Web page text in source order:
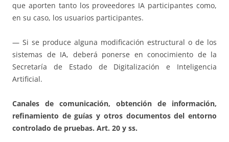
que aporten tanto los proveedores IA participantes como,
en su caso, los usuarios participantes.
— Si se produce alguna modificación estructural o de los
sistemas de IA, deberá ponerse en conocimiento de la
Secretaría de Estado de Digitalización e Inteligencia
Artificial.
Canales de comunicación, obtención de información,
refinamiento de guías y otros documentos del entorno
controlado de pruebas. Art. 20 y ss.